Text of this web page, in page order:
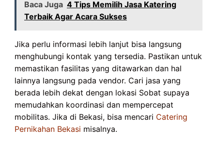
Baca Juga 4 Tips Memilih Jasa Katering
Terbaik Agar Acara Sukses
Jika perlu informasi lebih lanjut bisa langsung
menghubungi kontak yang tersedia. Pastikan untuk
memastikan fasilitas yang ditawarkan dan hal
lainnya langsung pada vendor. Cari jasa yang
berada lebih dekat dengan lokasi Sobat supaya
memudahkan koordinasi dan mempercepat
mobilitas. Jika di Bekasi, bisa mencari Catering
Pernikahan Bekasi misalnya.